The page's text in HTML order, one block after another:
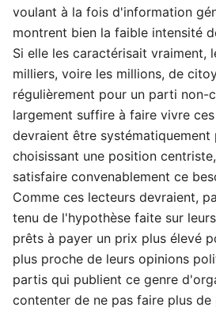
voulant à la fois d'information
montrent bien la faible intensité
Si elle les caractérisait vraiment,
milliers, voire les millions, de
régulièrement pour un parti non-
largement suffire à faire vivre
devraient être systématiquement
choisissant une position
satisfaire convenablement ce
Comme ces lecteurs devraient,
tenu de l'hypothèse faite sur
prêts à payer un prix plus élevé
plus proche de leurs opinions
partis qui publient ce genre
contenter de ne pas faire plus de